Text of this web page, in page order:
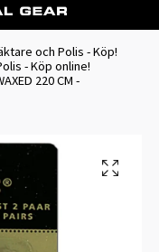
och Polis - Köp!
- Köp online!
220 CM -